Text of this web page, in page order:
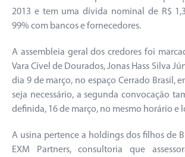
2013 e tem uma dívida nominal de R$
99% com bancos e fornecedores.
A assembleia geral dos credores foi
Vara Cível de Dourados, Jonas Hass Silva
dia 9 de março, no espaço Cerrado Brasil,
seja necessário, a segunda convocação
definida, 16 de março, no mesmo horário e
A usina pertence a holdings dos filhos de
EXM Partners, consultoria que